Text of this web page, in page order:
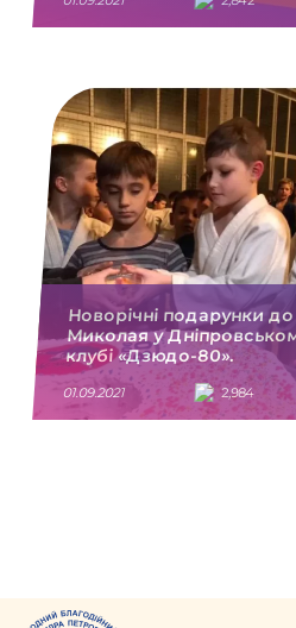
Новорічні подарунки
Миколая у
клубі «Дзюдо-80».
01.09.2021 2,984